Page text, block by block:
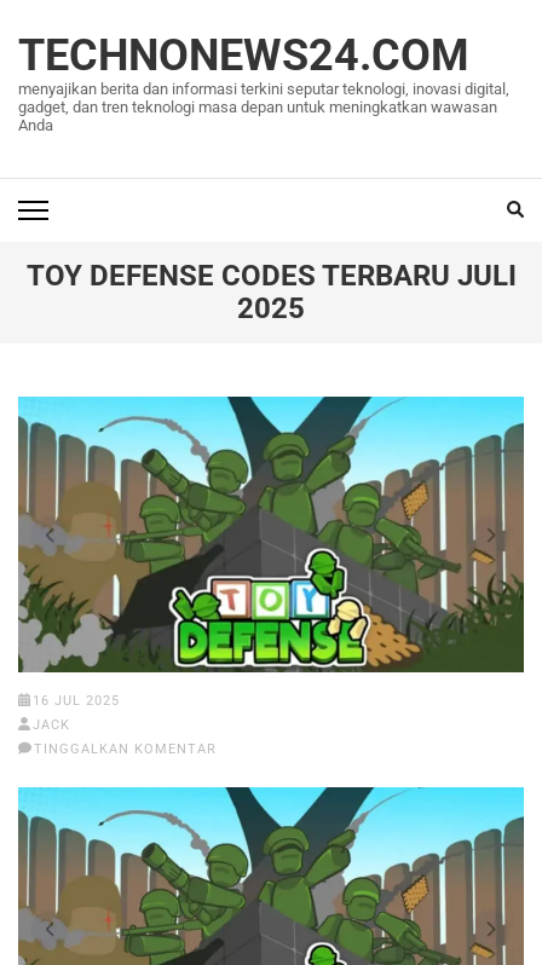
konten
(Tekan
Enter)
TECHNONEWS24.COM
menyajikan berita dan informasi terkini seputar teknologi, inovasi digital,
gadget, dan tren teknologi masa depan untuk meningkatkan wawasan
Anda
TOY DEFENSE CODES TERBARU JULI
2025
16 JUL 2025
JACK
TINGGALKAN KOMENTAR